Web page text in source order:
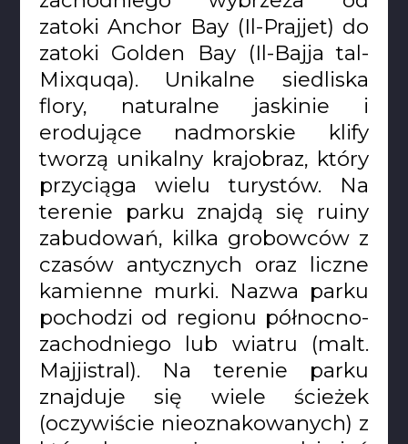
zatoki Anchor Bay (Il-Prajjet) do
zatoki Golden Bay (Il-Bajja tal-
Mixquqa). Unikalne siedliska
flory, naturalne jaskinie i
erodujące nadmorskie klify
tworzą unikalny krajobraz, który
przyciąga wielu turystów. Na
terenie parku znajdą się ruiny
zabudowań, kilka grobowców z
czasów antycznych oraz liczne
kamienne murki. Nazwa parku
pochodzi od regionu północno-
zachodniego lub wiatru (malt.
Majjistral). Na terenie parku
znajduje się wiele ścieżek
(oczywiście nieoznakowanych) z